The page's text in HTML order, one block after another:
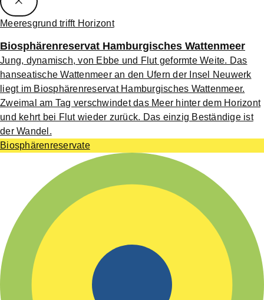
Meeresgrund trifft Horizont
Biosphärenreservat Hamburgisches Wattenmeer
Jung, dynamisch, von Ebbe und Flut geformte Weite. Das
hanseatische Wattenmeer an den Ufern der Insel Neuwerk
liegt im Biosphärenreservat Hamburgisches Wattenmeer.
Zweimal am Tag verschwindet das Meer hinter dem Horizont
und kehrt bei Flut wieder zurück. Das einzig Beständige ist
der Wandel.
Biosphärenreservate